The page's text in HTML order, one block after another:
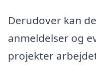
Derudover kan
anmeldelser og
projekter